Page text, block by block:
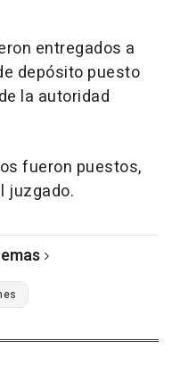
entregados a
depósito puesto
la autoridad
fueron puestos,
juzgado.